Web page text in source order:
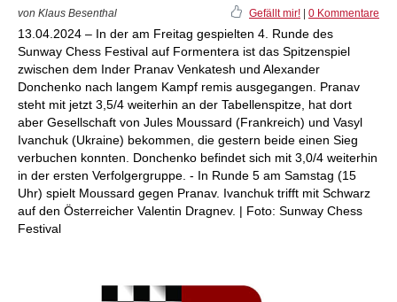
von Klaus Besenthal Gefällt mir! 0 Kommentare
13.04.2024 – In der am Freitag gespielten 4. Runde des
Sunway Chess Festival auf Formentera ist das Spitzenspiel
zwischen dem Inder Pranav Venkatesh und Alexander
Donchenko nach langem Kampf remis ausgegangen. Pranav
steht mit jetzt 3,5/4 weiterhin an der Tabellenspitze, hat dort
aber Gesellschaft von Jules Moussard (Frankreich) und Vasyl
Ivanchuk (Ukraine) bekommen, die gestern beide einen Sieg
verbuchen konnten. Donchenko befindet sich mit 3,0/4 weiterhin
in der ersten Verfolgergruppe. - In Runde 5 am Samstag (15
Uhr) spielt Moussard gegen Pranav. Ivanchuk trifft mit Schwarz
auf den Österreicher Valentin Dragnev. | Foto: Sunway Chess
Festival